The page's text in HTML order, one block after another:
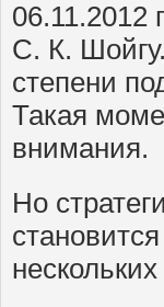
С. К.
степени
Такая
внимания.
Но